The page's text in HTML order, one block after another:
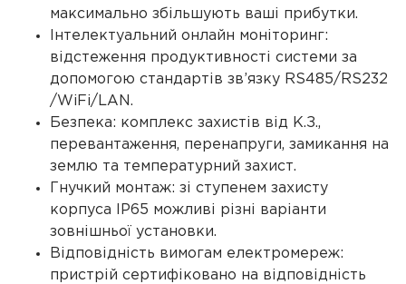
максимально збільшують ваші прибутки.
Інтелектуальний онлайн моніторинг:
відстеження продуктивності системи за
допомогою стандартів зв’язку RS485/RS232
/WiFi/LAN.
Безпека: комплекс захистів від К.З.,
перевантаження, перенапруги, замикання на
землю та температурний захист.
Гнучкий монтаж: зі ступенем захисту
корпуса IP65 можливі різні варіанти
зовнішньої установки.
Відповідність вимогам електромереж:
пристрій сертифіковано на відповідність